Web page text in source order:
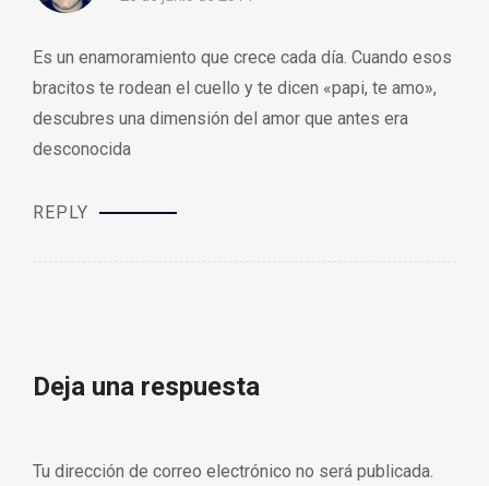
Es un enamoramiento que crece cada día. Cuando esos
bracitos te rodean el cuello y te dicen «papi, te amo»,
descubres una dimensión del amor que antes era
desconocida
REPLY
Deja una respuesta
Tu dirección de correo electrónico no será publicada.